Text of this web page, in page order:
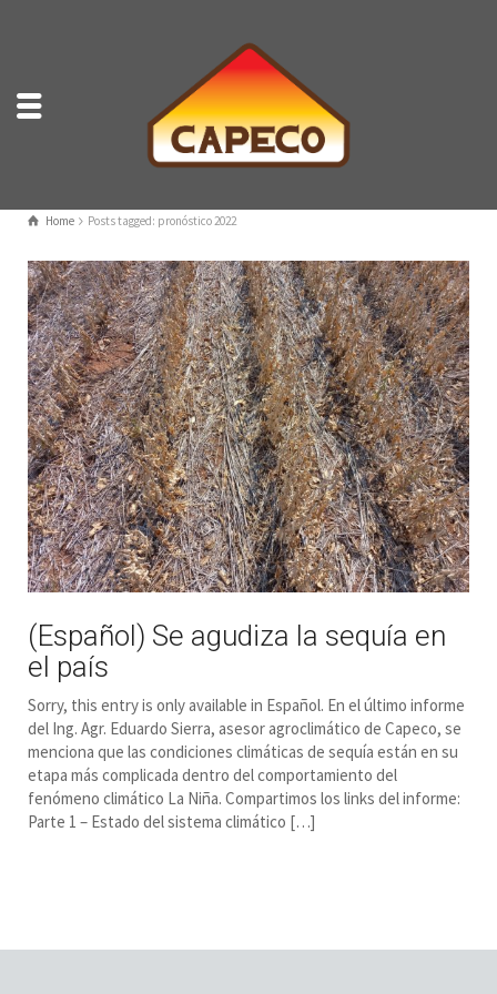
Home Posts tagged: pronóstico 2022
(Español) Se agudiza la sequía en
el país
Sorry, this entry is only available in Español. En el último informe
del Ing. Agr. Eduardo Sierra, asesor agroclimático de Capeco, se
menciona que las condiciones climáticas de sequía están en su
etapa más complicada dentro del comportamiento del
fenómeno climático La Niña. Compartimos los links del informe:
Parte 1 – Estado del sistema climático […]